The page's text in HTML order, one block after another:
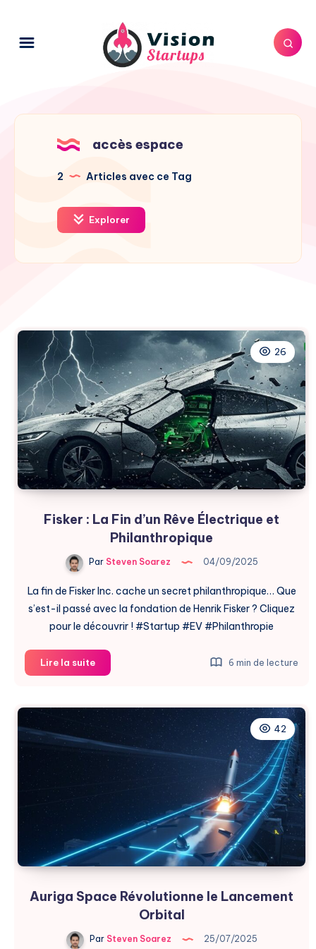
accès espace
2 Articles avec ce Tag
Explorer
26
Fisker : La Fin d’un Rêve Électrique et
Philanthropique
ParSteven Soarez 04/09/2025
La fin de Fisker Inc. cache un secret philanthropique… Que
s’est-il passé avec la fondation de Henrik Fisker ? Cliquez
pour le découvrir ! #Startup #EV #Philanthropie
Lire la suiteFisker
:
Fin
d’un
Rêve
Électrique
Philanthropique
6 min de lecture
42
Auriga Space Révolutionne le Lancement
Orbital
ParSteven Soarez 25/07/2025